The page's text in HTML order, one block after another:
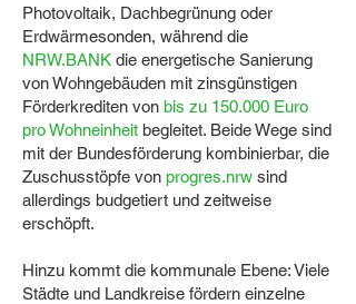
Photovoltaik, Dachbegrünung oder
Erdwärmesonden, während die
NRW.BANK die energetische Sanierung
von Wohngebäuden mit zinsgünstigen
Förderkrediten von bis zu 150.000 Euro
pro Wohneinheit begleitet. Beide Wege sind
mit der Bundesförderung kombinierbar, die
Zuschusstöpfe von progres.nrw sind
allerdings budgetiert und zeitweise
erschöpft.
Hinzu kommt die kommunale Ebene: Viele
Städte und Landkreise fördern einzelne